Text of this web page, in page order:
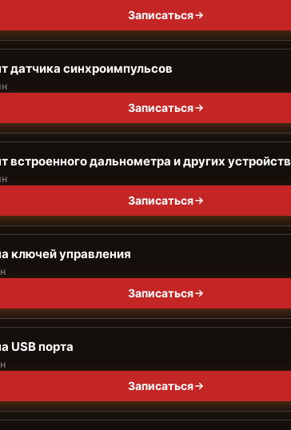
Записаться
датчика синхроимпульсов
Записаться
встроенного дальнометра и других устройств
Записаться
ключей управления
Записаться
USB порта
Записаться